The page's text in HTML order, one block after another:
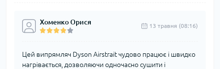
Хоменко Орися 13 травня (08:16)
Цей випрямляч Dyson Airstrait чудово працює і швидко
нагрівається, дозволяючи одночасно сушити і